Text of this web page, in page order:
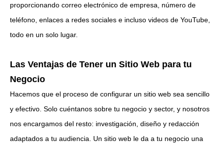
proporcionando correo electrónico de empresa, número de
teléfono, enlaces a redes sociales e incluso videos de YouTube,
todo en un solo lugar.
Las Ventajas de Tener un Sitio Web para tu
Negocio
Hacemos que el proceso de configurar un sitio web sea sencillo
y efectivo. Solo cuéntanos sobre tu negocio y sector, y nosotros
nos encargamos del resto: investigación, diseño y redacción
adaptados a tu audiencia. Un sitio web le da a tu negocio una